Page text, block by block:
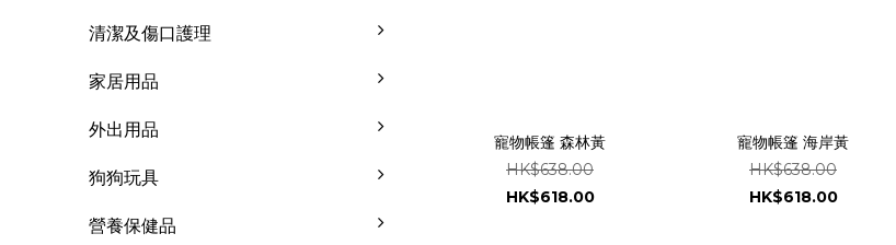
清潔及傷口護理
家居用品
外出用品
狗狗玩具
營養保健品
寵物帳篷 森林黃
HK$638.00
HK$618.00
寵物帳篷 海岸黃
HK$638.00
HK$618.00